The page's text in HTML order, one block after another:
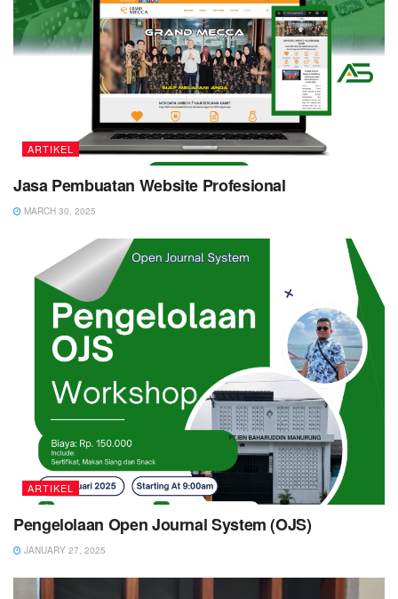
ARTIKEL
Jasa Pembuatan Website Profesional
MARCH 30, 2025
ARTIKEL
Pengelolaan Open Journal System (OJS)
JANUARY 27, 2025